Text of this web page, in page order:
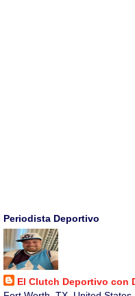
Periodista Deportivo
El Clutch Deportivo con